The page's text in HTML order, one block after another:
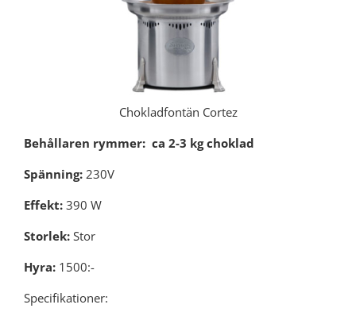
Chokladfontän Cortez
Behållaren rymmer: ca 2-3 kg choklad
Spänning: 230V
Effekt: 390 W
Storlek: Stor
Hyra: 1500:-
Specifikationer: